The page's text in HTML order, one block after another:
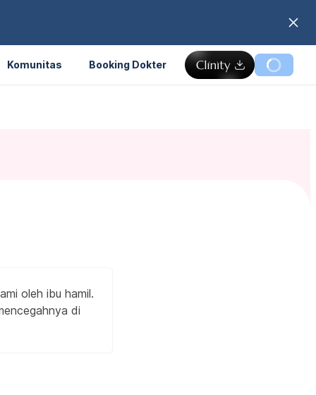
Komunitas Booking Dokter
oleh ibu hamil.
di